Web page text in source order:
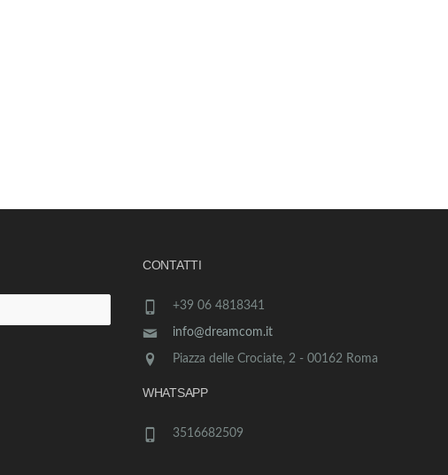
CONTATTI
+39 06 4818341
info@dreamcom.it
Piazza delle Crociate, 2 - 00162 Roma
WHATSAPP
3516682509